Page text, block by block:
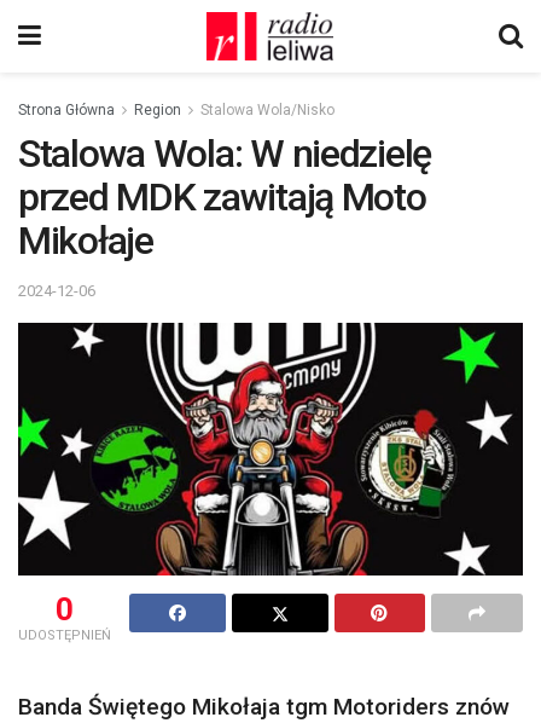
Strona Główna Region Stalowa Wola/Nisko
Stalowa Wola: W niedzielę
przed MDK zawitają Moto
Mikołaje
2024-12-06
0
UDOSTĘPNIEŃ
Banda Świętego Mikołaja tgm Motoriders znów